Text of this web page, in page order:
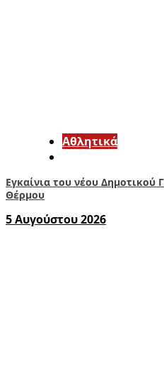
Αθλητικά
Εγκαίνια του νέου Δημοτικού
Θέρμου
5 Αυγούστου 2026